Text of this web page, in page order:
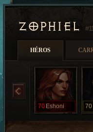
ZOPHIEL
HÉROS
70 Eshoni 70